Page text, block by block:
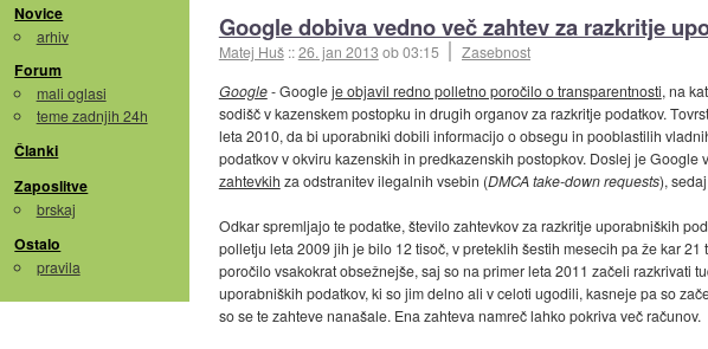
Novice
arhiv
Forum
mali oglasi
teme zadnjih 24h
Članki
Zaposlitve
brskaj
Ostalo
pravila
Google dobiva vedno več zahtev za razkritje
Matej Huš ::26. jan 2013 ob 03:15
Zasebnost
Google- Googleje objavil redno polletno poročilo o transparentnosti, na
sodišč v kazenskem postopku in drugih organov za razkritje podatkov.
leta 2010, da bi uporabniki dobili informacijo o obsegu in pooblastilih
podatkov v okviru kazenskih in predkazenskih postopkov. Doslej je Google
zahtevkih za odstranitev ilegalnih vsebin (DMCA take-down requests),
Odkar spremljajo te podatke, število zahtevkov za razkritje uporabniških
polletju leta 2009 jih je bilo 12 tisoč, v preteklih šestih mesecih pa že kar
poročilo vsakokrat obsežnejše, saj so na primer leta 2011 začeli razkrivati
uporabniških podatkov, ki so jim delno ali v celoti ugodili, kasneje pa so
so se te zahteve nanašale. Ena zahteva namreč lahko pokriva več računov.